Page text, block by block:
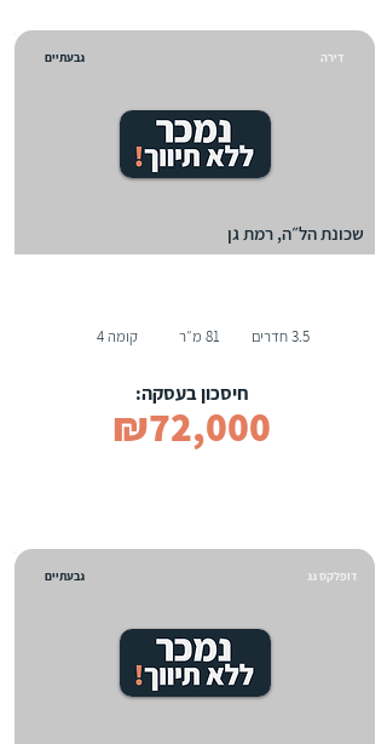
גבעתיים
שכונת הל״ה, רמת גן
דירה
3.5 חדרים 81 מ״ר קומה 4
₪72,000
חיסכון בעסקה:
גבעתיים דופלקס גג